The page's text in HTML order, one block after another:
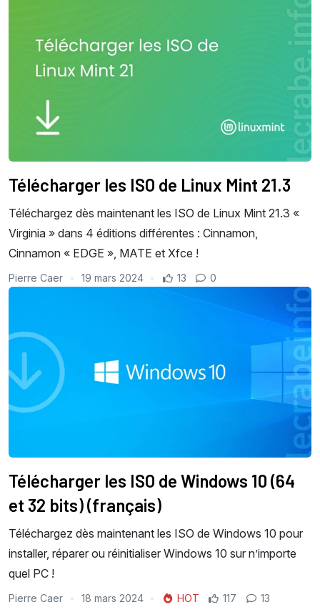
Télécharger les ISO de Linux Mint 21.3
Téléchargez dès maintenant les ISO de Linux Mint 21.3 «
Virginia » dans 4 éditions différentes : Cinnamon,
Cinnamon « EDGE », MATE et Xfce !
Pierre Caer 19 mars 2024 13 0
Télécharger les ISO de Windows 10 (64
et 32 bits) (français)
Téléchargez dès maintenant les ISO de Windows 10 pour
installer, réparer ou réinitialiser Windows 10 sur n’importe
quel PC !
Pierre Caer 18 mars 2024 HOT 117 13